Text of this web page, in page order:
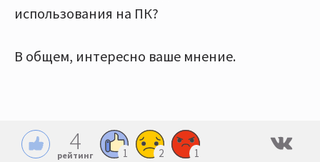
использования на ПК?
В общем, интересно ваше мнение.
4
рейтинг 1 2 1